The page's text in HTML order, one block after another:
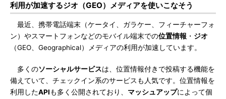
利用が加速するジオ（GEO）メディアを使いこなそう
最近、携帯電話端末（ケータイ、ガラケー、フィーチャーフォ
ン）やスマートフォンなどのモバイル端末での位置情報 ・ ジオ
（GEO、Geographical）メディアの利用が加速しています。
多くのソーシャルサービスは、位置情報付きで投稿する機能を
備えていて、チェックイン系のサービスも人気です。位置情報を
利用したAPIも多く公開されており、 マッシュアップによって個